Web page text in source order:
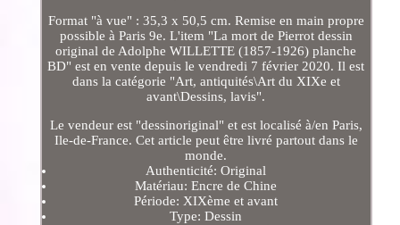
Format "à vue" : 35,3 x 50,5 cm. Remise en main propre
possible à Paris 9e. L'item "La mort de Pierrot dessin
original de Adolphe WILLETTE (1857-1926) planche
BD" est en vente depuis le vendredi 7 février 2020. Il est
dans la catégorie "Art, antiquités\Art du XIXe et
avant\Dessins, lavis".
Le vendeur est "dessinoriginal" et est localisé à/en Paris,
Ile-de-France. Cet article peut être livré partout dans le
monde.
Authenticité: Original
Matériau: Encre de Chine
Période: XIXème et avant
Type: Dessin